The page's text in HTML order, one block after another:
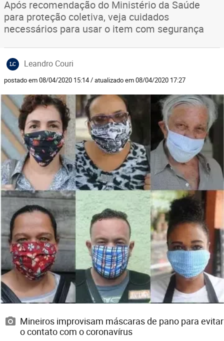
Após recomendação do Ministério da Saúde
para proteção coletiva, veja cuidados
necessários para usar o item com segurança
LC Leandro Couri
postado em 08/04/2020 15:14 / atualizado em 08/04/2020 17:27
Mineiros improvisam máscaras de pano para evitar
o contato com o coronavírus